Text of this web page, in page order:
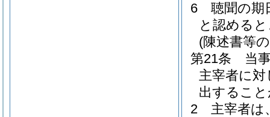
6
聴聞の期
と認める
(陳述書等
第21条
当
主宰者に
出するこ
2
主宰者は